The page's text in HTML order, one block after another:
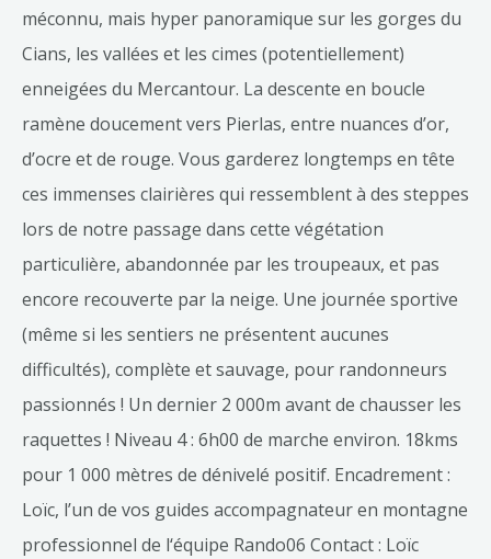
méconnu, mais hyper panoramique sur les gorges du
Cians, les vallées et les cimes (potentiellement)
enneigées du Mercantour. La descente en boucle
ramène doucement vers Pierlas, entre nuances d’or,
d’ocre et de rouge. Vous garderez longtemps en tête
ces immenses clairières qui ressemblent à des steppes
lors de notre passage dans cette végétation
particulière, abandonnée par les troupeaux, et pas
encore recouverte par la neige. Une journée sportive
(même si les sentiers ne présentent aucunes
difficultés), complète et sauvage, pour randonneurs
passionnés ! Un dernier 2 000m avant de chausser les
raquettes ! Niveau 4 : 6h00 de marche environ. 18kms
pour 1 000 mètres de dénivelé positif. Encadrement :
Loïc, l’un de vos guides accompagnateur en montagne
professionnel de l‘équipe Rando06 Contact : Loïc